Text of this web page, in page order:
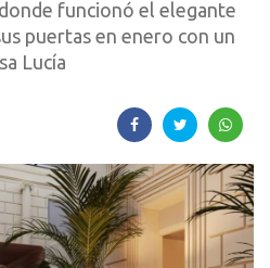
funcionó el elegante
puertas en enero con un
Lucía